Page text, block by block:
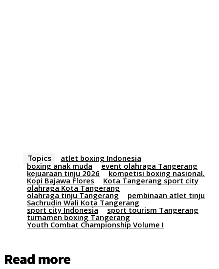
Topics
atlet boxing Indonesia
boxing anak muda
event olahraga Tangerang
kejuaraan tinju 2026 kompetisi boxing nasional.
Kopi Bajawa Flores Kota Tangerang sport city
olahraga Kota Tangerang
olahraga tinju Tangerang pembinaan atlet tinju
Sachrudin Wali Kota Tangerang
sport city Indonesia sport tourism Tangerang
turnamen boxing Tangerang
Youth Combat Championship Volume I
Read more